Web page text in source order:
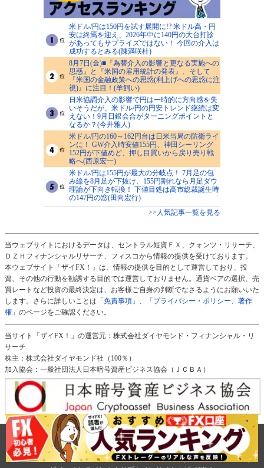
米ドル/円は150円を試す展開に!? 米ドル高・円
安は終焉を迎え、2026年中に140円の大台打診
があってもサプライズではない！ 今回の介入は
成功するとみる(陳満咲杜)
8月7日(金)■『為替介入の影響と更なる実施への
思惑』と『米国の雇用統計の発表』、そして
『米国の金融政策への思惑(利上げへの思惑に注
視)』に注目！(羊飼い)
日米協調介入の影響で円は一時的に方向感を失
いそうだが、米ドル/円の円安トレンド継続は変
えない！9月日銀会合がターニングポイントと
なるか？(今井雅人)
米ドル/円の160～162円台は日米当局の防衛ライ
ンに！ GW介入時安値155円、神田シーリング
152円が下値めど、押し目買いから戻り売り戦
略へ(西原宏一)
米ドル/円は155円が最大の分岐点！ 7月足の包
み線を8月足が下抜け、155円割れなら月足ダウ
理論が下向き転換！ 下値目処は高市総裁誕生時
の147円の窓(田向宏行)
>>人気記事一覧を見る
当ウェブサイトにおけるデータは、セントラル短資ＦＸ、クォンツ・リサーチ、
ＤＺＨフィナンシャルリサーチ、フィスコから情報の提供を受けております。
本ウェブサイト「ザイFX！」は、情報の提供を目的として運営しており、投
資、その他の行動を勧誘する目的では運営しておりません。通貨ペアの選択、売
買レートなど投資の最終決定は、お客様ご自身の判断でなさるようにお願いいた
します。さらに詳しいことは 「免責事項」 、
「プライバシー・ポリシー、著作
権」 のページをご確認ください。
当サイト「ザイFX！」の運営元：株式会社ダイヤモンド・フィナンシャル・リ
サーチ
株主：株式会社ダイヤモンド社（100％）
加入協会：一般社団法人日本暗号資産ビジネス協会（ＪＣＢＡ）
免責事項 会社概要 プライバシー・ポリシー、著作権 サイトマップ タグ一覧
広告のご案内
ダイヤモンド社のサイト
ダイヤモンド・オンライン| 週刊ダイヤモンド